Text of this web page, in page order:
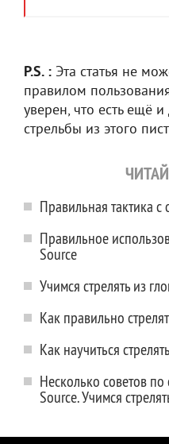
P.S. : Эта статья не
правилом
уверен, что есть ещё
стрельбы из этого
Правильная тактика
Правильное
Source
Учимся стрелять из
Как правильно
Как научиться
Несколько советов
Source. Учимся